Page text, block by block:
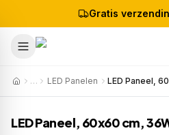
Gratis
… LED Panelen
LED Paneel, 60x60 cm,